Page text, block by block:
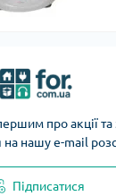
про акції
на нашу e-mail
Підписатися